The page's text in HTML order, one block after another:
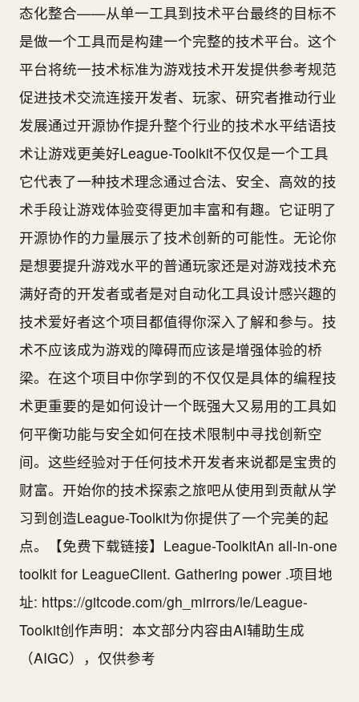
态化整合——从单一工具到技术平台最终的目标不
是做一个工具而是构建一个完整的技术平台。这个
平台将统一技术标准为游戏技术开发提供参考规范
促进技术交流连接开发者、玩家、研究者推动行业
发展通过开源协作提升整个行业的技术水平结语技
术让游戏更美好League-Toolkit不仅仅是一个工具
它代表了一种技术理念通过合法、安全、高效的技
术手段让游戏体验变得更加丰富和有趣。它证明了
开源协作的力量展示了技术创新的可能性。无论你
是想要提升游戏水平的普通玩家还是对游戏技术充
满好奇的开发者或者是对自动化工具设计感兴趣的
技术爱好者这个项目都值得你深入了解和参与。技
术不应该成为游戏的障碍而应该是增强体验的桥
梁。在这个项目中你学到的不仅仅是具体的编程技
术更重要的是如何设计一个既强大又易用的工具如
何平衡功能与安全如何在技术限制中寻找创新空
间。这些经验对于任何技术开发者来说都是宝贵的
财富。开始你的技术探索之旅吧从使用到贡献从学
习到创造League-Toolkit为你提供了一个完美的起
点。【免费下载链接】League-ToolkitAn all-in-one
toolkit for LeagueClient. Gathering power .项目地
址: https://gitcode.com/gh_mirrors/le/League-
Toolkit创作声明：本文部分内容由AI辅助生成
（AIGC），仅供参考